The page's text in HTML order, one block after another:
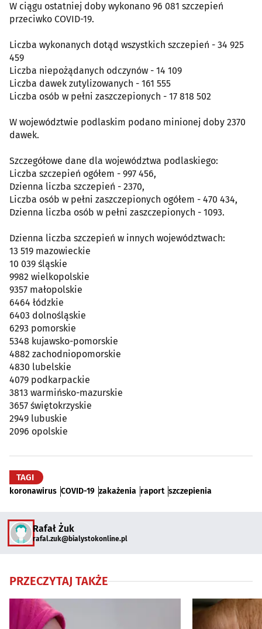
W ciągu ostatniej doby wykonano 96 081 szczepień
przeciwko COVID-19.
Liczba wykonanych dotąd wszystkich szczepień - 34 925
459
Liczba niepożądanych odczynów - 14 109
Liczba dawek zutylizowanych - 161 555
Liczba osób w pełni zaszczepionych - 17 818 502
W województwie podlaskim podano minionej doby 2370
dawek.
Szczegółowe dane dla województwa podlaskiego:
Liczba szczepień ogółem - 997 456,
Dzienna liczba szczepień - 2370,
Liczba osób w pełni zaszczepionych ogółem - 470 434,
Dzienna liczba osób w pełni zaszczepionych - 1093.
Dzienna liczba szczepień w innych województwach:
13 519 mazowieckie
10 039 śląskie
9982 wielkopolskie
9357 małopolskie
6464 łódzkie
6403 dolnośląskie
6293 pomorskie
5348 kujawsko-pomorskie
4882 zachodniopomorskie
4830 lubelskie
4079 podkarpackie
3813 warmińsko-mazurskie
3657 świętokrzyskie
2949 lubuskie
2096 opolskie
TAGI
koronawirus COVID-19 zakażenia raport szczepienia
Rafał Żuk
rafal.zuk@bialystokonline.pl
PRZECZYTAJ TAKŻE